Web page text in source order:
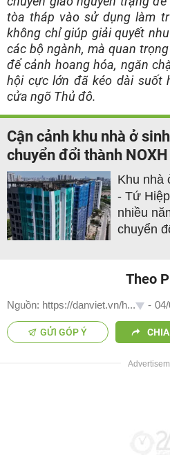
tòa tháp vào sử dụng làm
không chỉ giúp giải quyết
các bộ ngành, mà quan
để cảnh hoang hóa, ngăn
hội cực lớn đã kéo dài suốt
cửa ngõ Thủ đô.
Cận cảnh khu nhà ở
chuyển đổi thành NOXH
Khu nhà
- Tứ
nhiều
chuyển
Theo
Nguồn: https://danviet.vn/h... -
GỬI GÓP Ý